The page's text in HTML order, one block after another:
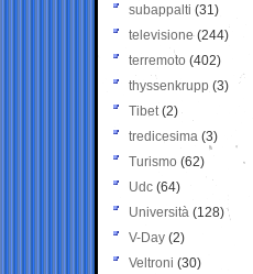
subappalti (31)
televisione(244)
terremoto (402)
thyssenkrupp (3)
Tibet(2)
tredicesima (3)
Turismo (62)
Udc (64)
Università (128)
V-Day (2)
Veltroni (30)